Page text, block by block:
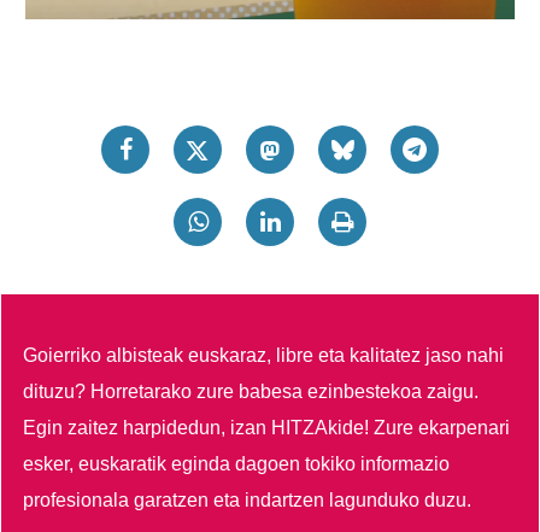
Goierriko albisteak euskaraz, libre eta kalitatez jaso nahi
dituzu? Horretarako zure babesa ezinbestekoa zaigu.
Egin zaitez harpidedun, izan HITZAkide!Zure ekarpenari
esker, euskaratik eginda dagoen tokiko informazio
profesionala garatzen eta indartzen lagunduko duzu.